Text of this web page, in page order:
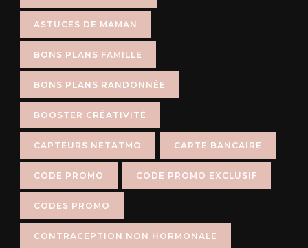
ASTUCES DE MAMAN
BONS PLANS FAMILLE
BONS PLANS RANDONNÉE
BOOSTER CRÉATIVITÉ
CAPTEURS NETATMO CARTE BANCAIRE
CODE PROMO CODE PROMO EXCLUSIF
CODES PROMO
CONTRACEPTION NON HORMONALE